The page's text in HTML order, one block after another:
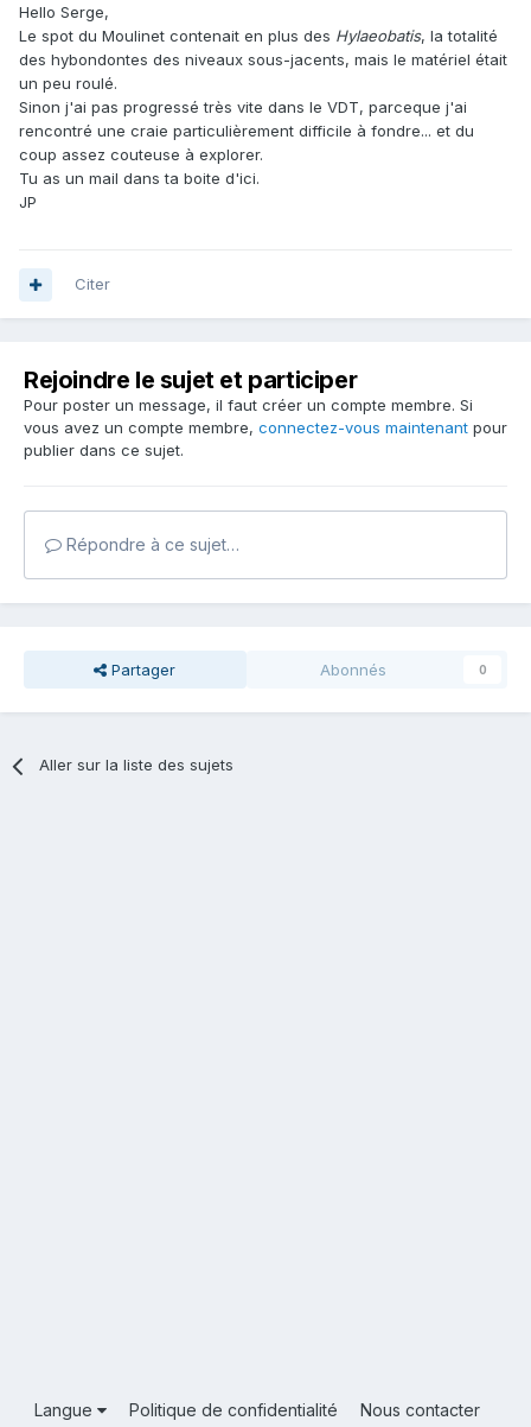
Hello Serge,
Le spot du Moulinet contenait en plus des Hylaeobatis, la totalité
des hybondontes des niveaux sous-jacents, mais le matériel était
un peu roulé.
Sinon j'ai pas progressé très vite dans le VDT, parceque j'ai
rencontré une craie particulièrement difficile à fondre... et du
coup assez couteuse à explorer.
Tu as un mail dans ta boite d'ici.
JP
Citer
Rejoindre le sujet et participer
Pour poster un message, il faut créer un compte membre. Si
vous avez un compte membre, connectez-vous maintenant pour
publier dans ce sujet.
Répondre à ce sujet…
Partager Abonnés 0
Aller sur la liste des sujets
Langue Politique de confidentialité
Nous contacter